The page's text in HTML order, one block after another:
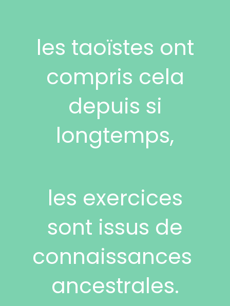
les taoïstes ont
compris cela
depuis si
longtemps,
les exercices
sont issus de
connaissances
ancestrales.